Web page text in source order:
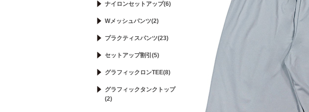
ナイロンセットアップ(6)
Wメッシュパンツ(2)
プラクティスパンツ(23)
セットアップ割引(5)
グラフィックロンTEE(8)
グラフィックタンクトップ
(2)